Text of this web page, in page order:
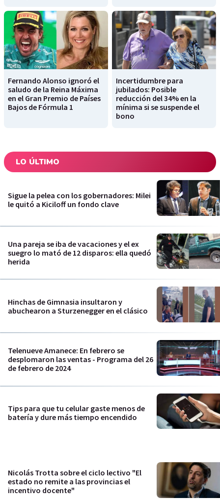
Fernando Alonso ignoró el
saludo de la Reina Máxima
en el Gran Premio de Países
Bajos de Fórmula 1
Incertidumbre para
jubilados: Posible
reducción del 34% en la
mínima si se suspende el
bono
LO ÚLTIMO
Sigue la pelea con los gobernadores: Milei
le quitó a Kiciloff un fondo clave
Una pareja se iba de vacaciones y el ex
suegro lo mató de 12 disparos: ella quedó
herida
Hinchas de Gimnasia insultaron y
abuchearon a Sturzenegger en el clásico
Telenueve Amanece: En febrero se
desplomaron las ventas - Programa del 26
de febrero de 2024
Tips para que tu celular gaste menos de
batería y dure más tiempo encendido
Nicolás Trotta sobre el ciclo lectivo "El
estado no remite a las provincias el
incentivo docente"